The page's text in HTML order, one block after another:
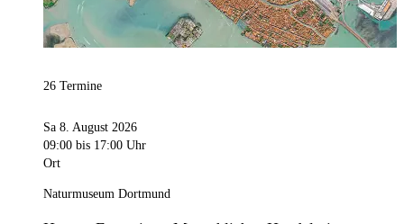
26 Termine
Sa 8. August 2026
09:00 bis 17:00 Uhr
Ort
Naturmuseum Dortmund